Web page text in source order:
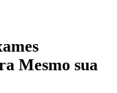
Mesmo sua